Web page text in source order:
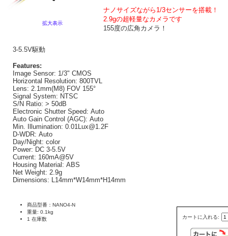
拡大表示
ナノサイズながら1/3センサーを搭載！
2.9gの超軽量なカメラです
155度の広角カメラ！
3-5.5V駆動
Features:
Image Sensor: 1/3" CMOS
Horizontal Resolution: 800TVL
Lens: 2.1mm(M8) FOV 155°
Signal System: NTSC
S/N Ratio: > 50dB
Electronic Shutter Speed: Auto
Auto Gain Control (AGC): Auto
Min. Illumination: 0.01Lux@1.2F
D-WDR: Auto
Day/Night: color
Power: DC 3-5.5V
Current: 160mA@5V
Housing Material: ABS
Net Weight: 2.9g
Dimensions:
L14mm*W14mm*H14mm
カートに入れる:
商品型番：NANO4-N
重量: 0.1kg
1 在庫数